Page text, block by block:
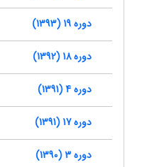
دوره 19 (1393)
دوره 18 (1392)
دوره 4 (1391)
دوره 17 (1391)
دوره 3 (1390)